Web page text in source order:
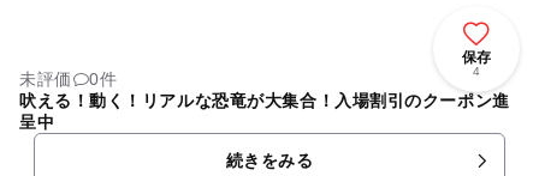
保存
4
未評価
0件
吠える！動く！リアルな恐竜が大集合！入場割引のクーポン進
呈中
続きをみる